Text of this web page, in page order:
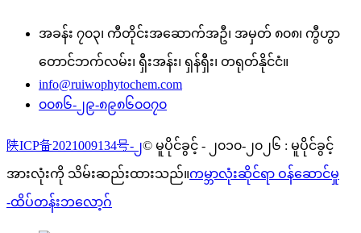
အခန်း ၇၀၃၊ ကီတိုင်းအဆောက်အဦ၊ အမှတ် ၈၀၈၊ ကွီဟွာ
တောင်ဘက်လမ်း၊ ရှီးအန်း၊ ရှန်ရှီး၊ တရုတ်နိုင်ငံ။
info@ruiwophytochem.com
၀၀၈၆-၂၉-၈၉၈၆၀၀၇၀
陕ICP备2021009134号-၂© မူပိုင်ခွင့် - ၂၀၁၀-၂၀၂၆ : မူပိုင်ခွင့်
အားလုံးကို သိမ်းဆည်းထားသည်။ကမ္ဘာလုံးဆိုင်ရာ ဝန်ဆောင်မှု
-ထိပ်တန်းဘလော့ဂ်